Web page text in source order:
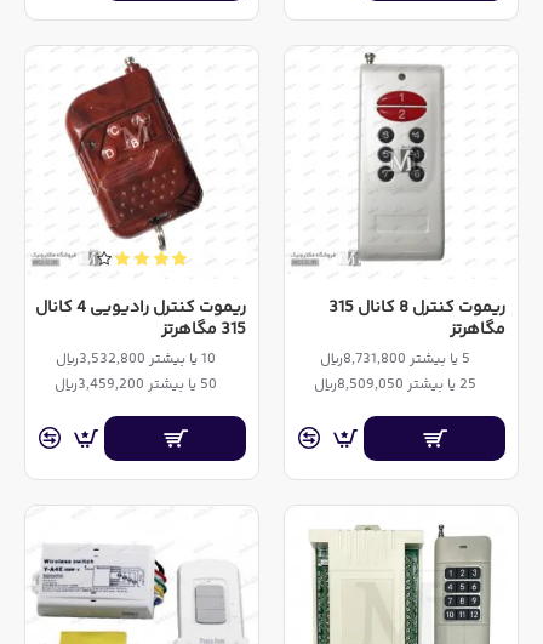
ریموت کنترل 8 کانال 315
مگاهرتز
5 یا بیشتر 8,731,800ریال
25 یا بیشتر 8,509,050ریال
ریموت کنترل رادیویی 4 کانال
315 مگاهرتز
10 یا بیشتر 3,532,800ریال
50 یا بیشتر 3,459,200ریال